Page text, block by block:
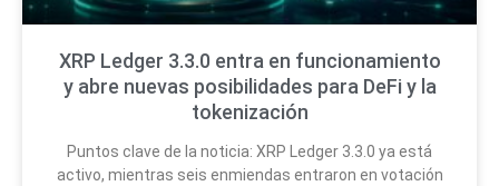
XRP Ledger 3.3.0 entra en funcionamiento
y abre nuevas posibilidades para DeFi y la
tokenización
Puntos clave de la noticia: XRP Ledger 3.3.0 ya está
activo, mientras seis enmiendas entraron en votación